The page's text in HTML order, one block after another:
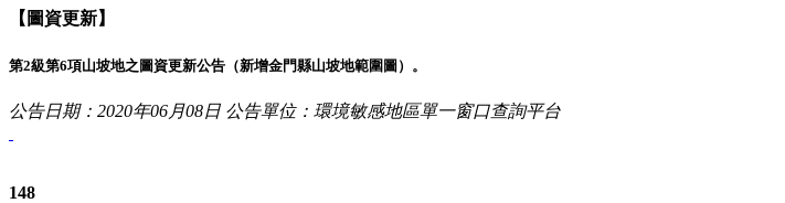
【圖資更新】
第2級第6項山坡地之圖資更新公告（新增金門縣山坡地範圍圖）。
公告日期：2020年06月08日 公告單位：環境敏感地區單一窗口查詢平台
148